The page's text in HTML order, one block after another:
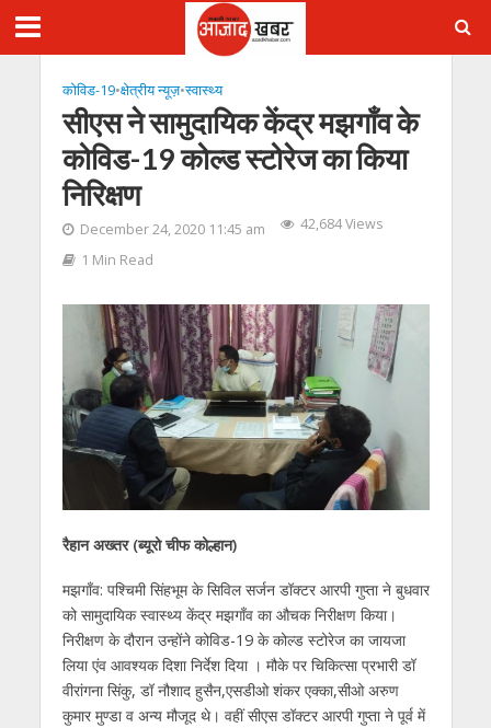
कोविड-19•क्षेत्रीय न्यूज़•स्‍वास्‍थ्‍य
सीएस ने सामुदायिक केंद्र मझगाँव के
कोविड-19 कोल्ड स्टोरेज का किया
निरिक्षण
December 24, 2020 11:45 am
42,684 Views
1 Min Read
रैहान अख्तर (ब्यूरो चीफ कोल्हान)
मझगाँव: पश्चिमी सिंहभूम के सिविल सर्जन डॉक्टर आरपी गुप्ता ने बुधवार
को सामुदायिक स्वास्थ्य केंद्र मझगाँव का औचक निरीक्षण किया।
निरीक्षण के दौरान उन्होंने कोविड-19 के कोल्ड स्टोरेज का जायजा
लिया एंव आवश्यक दिशा निर्देश दिया । मौके पर चिकित्सा प्रभारी डॉ
वीरांगना सिंकु, डॉ नौशाद हुसैन,एसडीओ शंकर एक्का,सीओ अरुण
कुमार मुण्डा व अन्य मौजूद थे। वहीं सीएस डॉक्टर आरपी गुप्ता ने पूर्व में